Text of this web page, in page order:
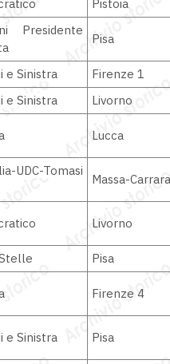
Pistoia
Presidente
Pisa
e Sinistra
Firenze 1
e Sinistra
Livorno
Lucca
Tomasi
Massa-
Livorno
Pisa
Firenze 4
e Sinistra Pisa